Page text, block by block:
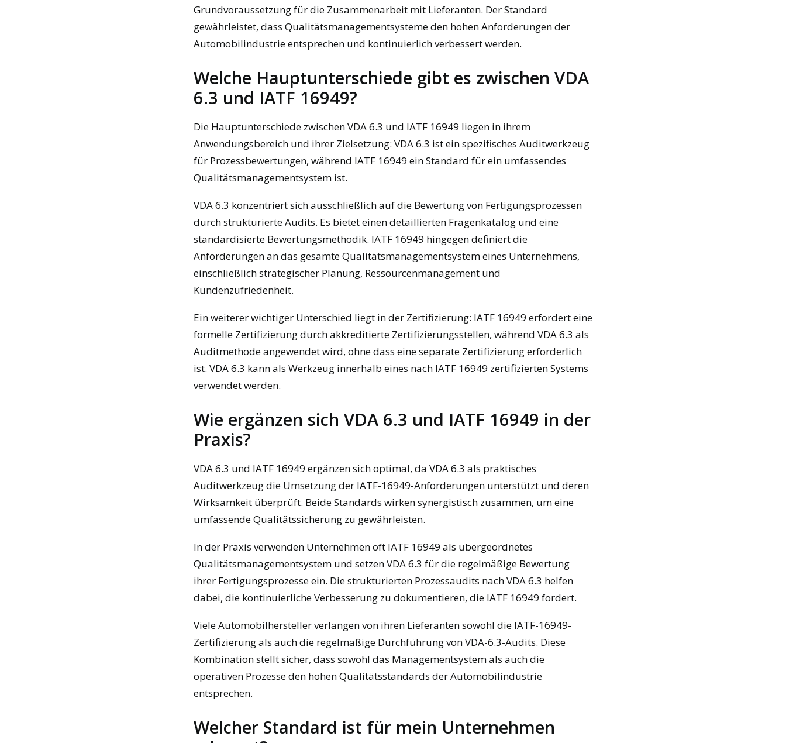
Grundvoraussetzung für die Zusammenarbeit mit Lieferanten. Der Standard
gewährleistet, dass Qualitätsmanagementsysteme den hohen Anforderungen der
Automobilindustrie entsprechen und kontinuierlich verbessert werden.
Welche Hauptunterschiede gibt es zwischen VDA
6.3 und IATF 16949?
Die Hauptunterschiede zwischen VDA 6.3 und IATF 16949 liegen in ihrem
Anwendungsbereich und ihrer Zielsetzung: VDA 6.3 ist ein spezifisches Auditwerkzeug
für Prozessbewertungen, während IATF 16949 ein Standard für ein umfassendes
Qualitätsmanagementsystem ist.
VDA 6.3 konzentriert sich ausschließlich auf die Bewertung von Fertigungsprozessen
durch strukturierte Audits. Es bietet einen detaillierten Fragenkatalog und eine
standardisierte Bewertungsmethodik. IATF 16949 hingegen definiert die
Anforderungen an das gesamte Qualitätsmanagementsystem eines Unternehmens,
einschließlich strategischer Planung, Ressourcenmanagement und
Kundenzufriedenheit.
Ein weiterer wichtiger Unterschied liegt in der Zertifizierung: IATF 16949 erfordert eine
formelle Zertifizierung durch akkreditierte Zertifizierungsstellen, während VDA 6.3 als
Auditmethode angewendet wird, ohne dass eine separate Zertifizierung erforderlich
ist. VDA 6.3 kann als Werkzeug innerhalb eines nach IATF 16949 zertifizierten Systems
verwendet werden.
Wie ergänzen sich VDA 6.3 und IATF 16949 in der
Praxis?
VDA 6.3 und IATF 16949 ergänzen sich optimal, da VDA 6.3 als praktisches
Auditwerkzeug die Umsetzung der IATF-16949-Anforderungen unterstützt und deren
Wirksamkeit überprüft. Beide Standards wirken synergistisch zusammen, um eine
umfassende Qualitätssicherung zu gewährleisten.
In der Praxis verwenden Unternehmen oft IATF 16949 als übergeordnetes
Qualitätsmanagementsystem und setzen VDA 6.3 für die regelmäßige Bewertung
ihrer Fertigungsprozesse ein. Die strukturierten Prozessaudits nach VDA 6.3 helfen
dabei, die kontinuierliche Verbesserung zu dokumentieren, die IATF 16949 fordert.
Viele Automobilhersteller verlangen von ihren Lieferanten sowohl die IATF-16949-
Zertifizierung als auch die regelmäßige Durchführung von VDA-6.3-Audits. Diese
Kombination stellt sicher, dass sowohl das Managementsystem als auch die
operativen Prozesse den hohen Qualitätsstandards der Automobilindustrie
entsprechen.
Welcher Standard ist für mein Unternehmen